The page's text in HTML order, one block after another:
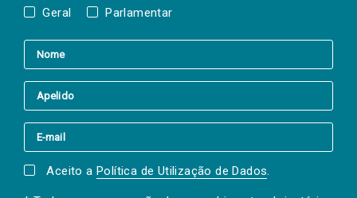
Geral Parlamentar
Aceito a Política de Utilização de Dados.